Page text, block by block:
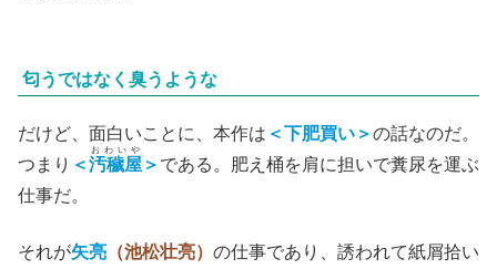
匂うではなく臭うような
だけど、面白いことに、本作は ＜下肥買い＞の話なのだ。
つまり ＜汚穢屋
おわいや
＞ である。肥え桶を肩に担いで糞尿を運ぶ
仕事だ。
それが矢亮 （池松壮亮） の仕事であり、誘われて紙屑拾い